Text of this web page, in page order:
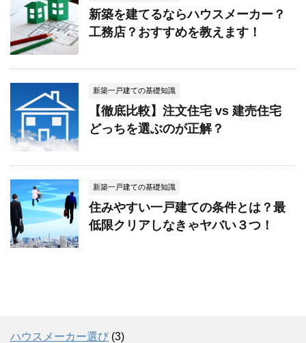
新築を建てるならハウスメーカー？
工務店？おすすめを教えます！
新築一戸建ての基礎知識
【徹底比較】注文住宅 vs 建売住宅
どっちを選ぶのが正解？
新築一戸建ての基礎知識
住みやすい一戸建ての条件とは？最
低限クリアしなきゃヤバい３つ！
ハウスメーカー選び (3)